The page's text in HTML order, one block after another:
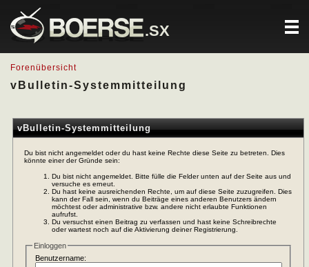
.SX
Forenübersicht
vBulletin-Systemmitteilung
vBulletin-Systemmitteilung
Du bist nicht angemeldet oder du hast keine Rechte diese Seite zu betreten. Dies
könnte einer der Gründe sein:
Du bist nicht angemeldet. Bitte fülle die Felder unten auf der Seite aus und
versuche es erneut.
Du hast keine ausreichenden Rechte, um auf diese Seite zuzugreifen. Dies
kann der Fall sein, wenn du Beiträge eines anderen Benutzers ändern
möchtest oder administrative bzw. andere nicht erlaubte Funktionen
aufrufst.
Du versuchst einen Beitrag zu verfassen und hast keine Schreibrechte
oder wartest noch auf die Aktivierung deiner Registrierung.
Einloggen
Benutzername: